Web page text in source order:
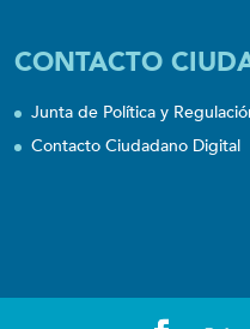
CONTACTO
Junta de Política y
Contacto Ciudadano Digital